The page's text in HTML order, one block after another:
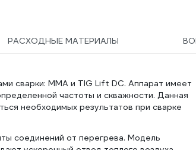
РАСХОДНЫЕ МАТЕРИАЛЫ
сварки: MMA и TIG Lift DC. Аппарат имеет
частоты и скважности. Данная
необходимых результатов при сварке
соединений от перегрева. Модель